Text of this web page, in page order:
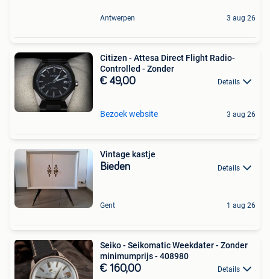
Antwerpen 3 aug 26
Citizen - Attesa Direct Flight Radio-
Controlled - Zonder
€ 49,00 Details
Bezoek website 3 aug 26
Vintage kastje
Bieden Details
Gent 1 aug 26
Seiko - Seikomatic Weekdater - Zonder
minimumprijs - 408980
€ 160,00 Details